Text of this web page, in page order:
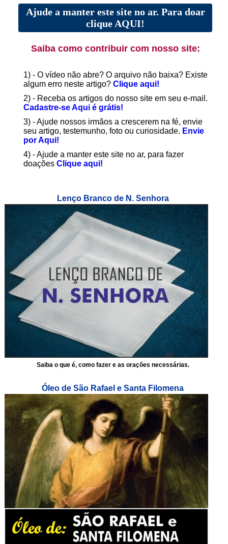
Ajude a manter este site no ar. Para doar
clique AQUI!
Saiba como contribuir com nosso site:
1) - O vídeo não abre? O arquivo não baixa? Existe
algum erro neste artigo? Clique aqui!
2) - Receba os artigos do nosso site em seu e-mail.
Cadastre-se Aqui é grátis!
3) - Ajude nossos irmãos a crescerem na fé, envie
seu artigo, testemunho, foto ou curiosidade. Envie
por Aqui!
4) - Ajude a manter este site no ar, para fazer
doações Clique aqui!
Lenço Branco de N. Senhora
Saiba o que é, como fazer e as orações necessárias.
Óleo de São Rafael e Santa Filomena